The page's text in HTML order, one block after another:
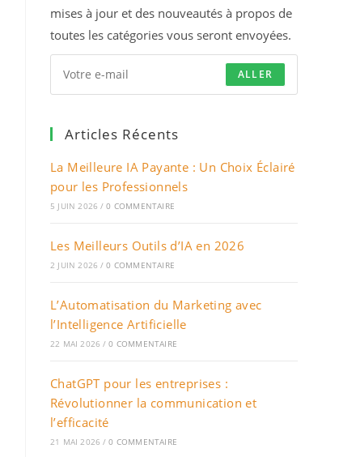
mises à jour et des nouveautés à propos de
toutes les catégories vous seront envoyées.
ALLER
Articles Récents
La Meilleure IA Payante : Un Choix Éclairé
pour les Professionnels
5 JUIN 2026 / 0 COMMENTAIRE
Les Meilleurs Outils d’IA en 2026
2 JUIN 2026 / 0 COMMENTAIRE
L’Automatisation du Marketing avec
l’Intelligence Artificielle
22 MAI 2026 / 0 COMMENTAIRE
ChatGPT pour les entreprises :
Révolutionner la communication et
l’efficacité
21 MAI 2026 / 0 COMMENTAIRE